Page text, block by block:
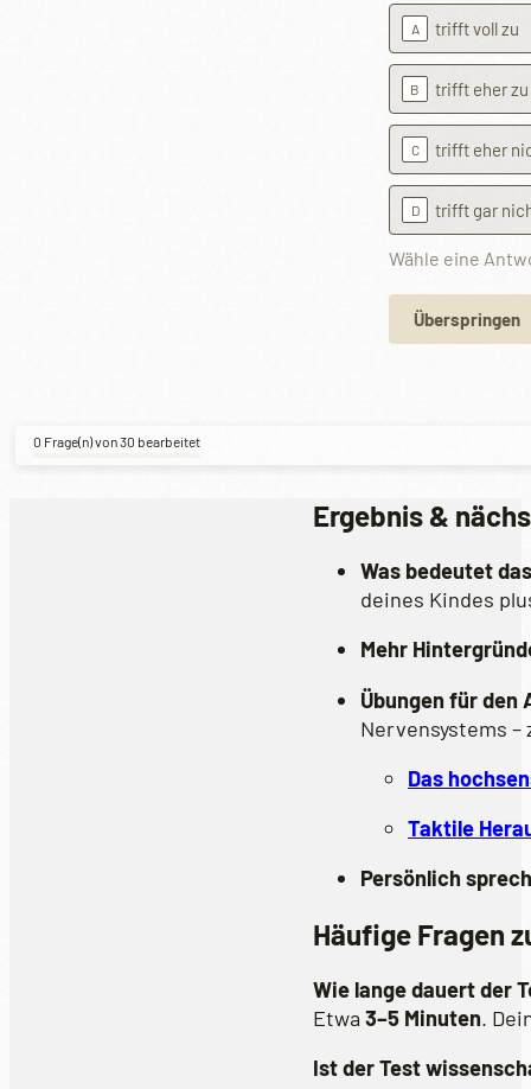
A trifft voll zu
B trifft eher zu
C trifft eher
D trifft gar
Wähle eine
Überspringen
0 Frage(n) von 30 bearbeitet
Ergebnis &
Was bedeutet
deines Kindes
Mehr
Übungen für den
Nervensystems –
Das
Taktile
Persönlich
Häufige Fragen
Wie lange dauert der
Etwa 3–5 Minuten.
Ist der Test